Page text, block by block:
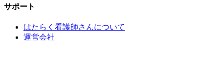
サポート
はたらく看護師さんについて
運営会社